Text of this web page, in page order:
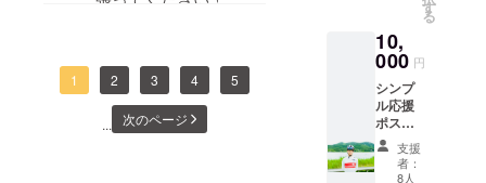
気を付けて！
ください！（出身校に
ると自慢させてくださ
い）
1 2 3 4 5
... 次のページ
す
る
10,
000 円
シンプ
ル応援
ポスト
カード
来人選
手本人
支援
者：
8人